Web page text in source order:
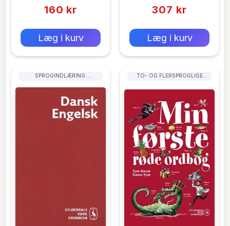
160 kr
Læg i kurv
307 kr
Læg i kurv
SPROGINDLÆRING:
TO- OG FLERSPROGLIGE